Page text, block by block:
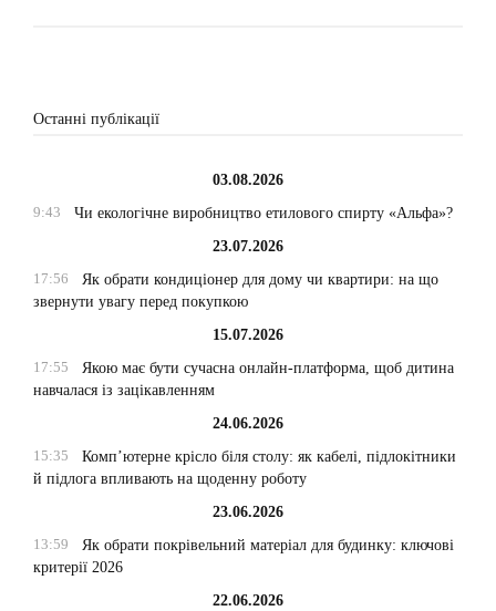
Останні публікації
03.08.2026
9:43
Чи екологічне виробництво етилового спирту «Альфа»?
23.07.2026
17:56
Як обрати кондиціонер для дому чи квартири: на що
звернути увагу перед покупкою
15.07.2026
17:55
Якою має бути сучасна онлайн-платформа, щоб дитина
навчалася із зацікавленням
24.06.2026
15:35
Комп’ютерне крісло біля столу: як кабелі, підлокітники
й підлога впливають на щоденну роботу
23.06.2026
13:59
Як обрати покрівельний матеріал для будинку: ключові
критерії 2026
22.06.2026